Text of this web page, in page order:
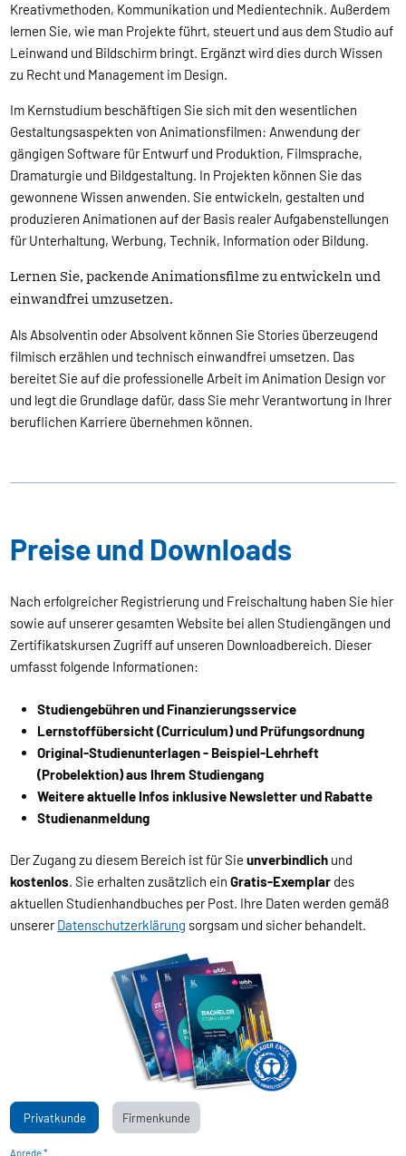
Kreativmethoden, Kommunikation und Medientechnik. Außerdem
lernen Sie, wie man Projekte führt, steuert und aus dem Studio auf
Leinwand und Bildschirm bringt. Ergänzt wird dies durch Wissen
zu Recht und Management im Design.
Im Kernstudium beschäftigen Sie sich mit den wesentlichen
Gestaltungsaspekten von Animationsfilmen: Anwendung der
gängigen Software für Entwurf und Produktion, Filmsprache,
Dramaturgie und Bildgestaltung. In Projekten können Sie das
gewonnene Wissen anwenden. Sie entwickeln, gestalten und
produzieren Animationen auf der Basis realer Aufgabenstellungen
für Unterhaltung, Werbung, Technik, Information oder Bildung.
Lernen Sie, packende Animationsfilme zu entwickeln und
einwandfrei umzusetzen.
Als Absolventin oder Absolvent können Sie Stories überzeugend
filmisch erzählen und technisch einwandfrei umsetzen. Das
bereitet Sie auf die professionelle Arbeit im Animation Design vor
und legt die Grundlage dafür, dass Sie mehr Verantwortung in Ihrer
beruflichen Karriere übernehmen können.
Preise und Downloads
Nach erfolgreicher Registrierung und Freischaltung haben Sie hier
sowie auf unserer gesamten Website bei allen Studiengängen und
Zertifikatskursen Zugriff auf unseren Downloadbereich. Dieser
umfasst folgende Informationen:
Studiengebühren und Finanzierungsservice
Lernstoffübersicht (Curriculum) und Prüfungsordnung
Original-Studienunterlagen - Beispiel-Lehrheft
(Probelektion) aus Ihrem Studiengang
Weitere aktuelle Infos inklusive Newsletter und Rabatte
Studienanmeldung
Der Zugang zu diesem Bereich ist für Sieunverbindlich und
kostenlos. Sie erhalten zusätzlich einGratis-Exemplar des
aktuellen Studienhandbuches per Post. Ihre Daten werden gemäß
unsererDatenschutzerklärung sorgsam und sicher behandelt.
Privatkunde Firmenkunde
Anrede *